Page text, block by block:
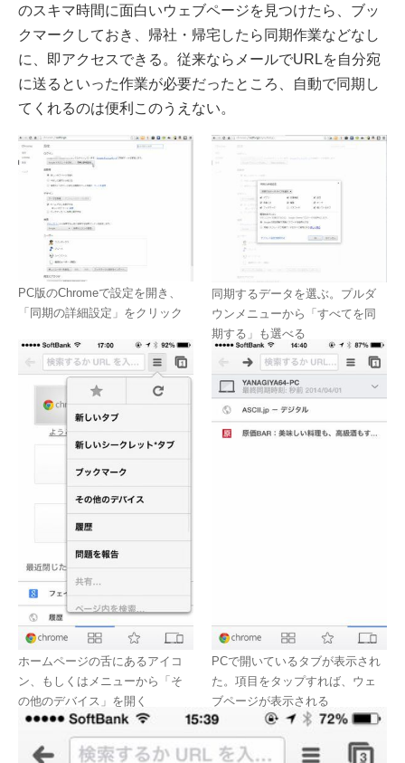
のスキマ時間に面白いウェブページを見つけたら、ブッ
クマークしておき、帰社・帰宅したら同期作業などなし
に、即アクセスできる。従来ならメールでURLを自分宛
に送るといった作業が必要だったところ、自動で同期し
てくれるのは便利このうえない。
PC版のChromeで設定を開き、
「同期の詳細設定」をクリック
同期するデータを選ぶ。プルダ
ウンメニューから「すべてを同
期する」も選べる
ホームページの舌にあるアイコ
ン、もしくはメニューから「そ
の他のデバイス」を開く
PCで開いているタブが表示され
た。項目をタップすれば、ウェ
ブページが表示される